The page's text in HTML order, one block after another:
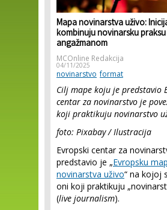
Mapa novinarstva uživo:
kombinuju novinarsku
angažmanom
MCOnline Redakcija
04/11/2025
novinarstvo format
Cilj mape koju je predstavio
centar za novinarstvo je
koji praktikuju novinarstvo
foto: Pixabay / Ilustracija
Evropski centar za
predstavio je „Evropsku
novinarstva uživo“ na kojoj
oni koji praktikuju
(live journalism).